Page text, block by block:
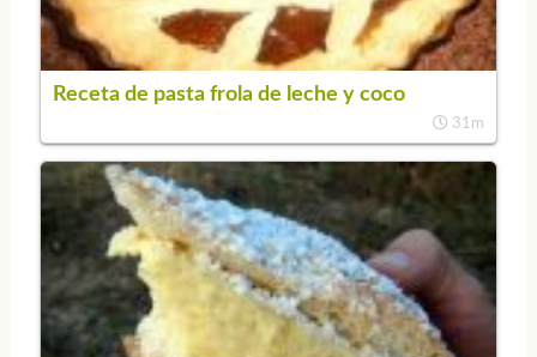
Receta de pasta frola de leche y coco
31m